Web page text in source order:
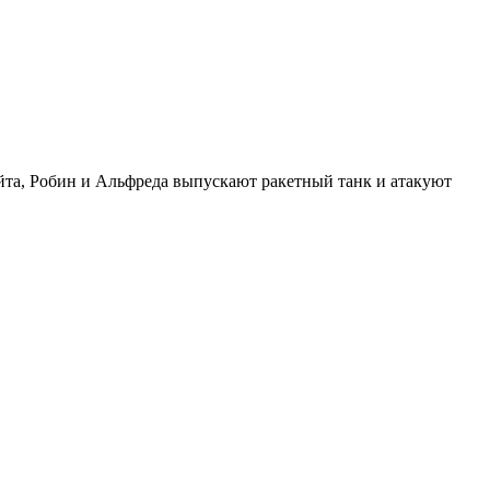
Робин и Альфреда выпускают ракетный танк и атакуют